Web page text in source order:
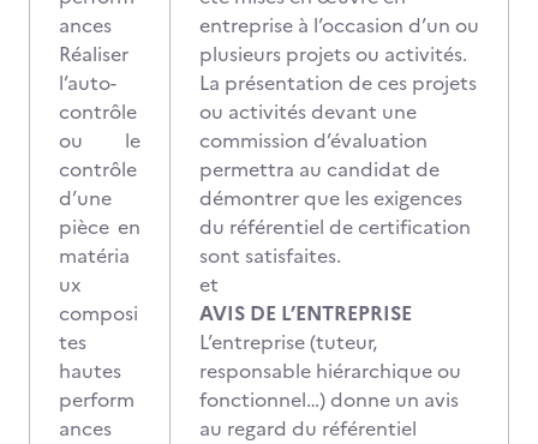
ances
Réaliser
l’auto-
contrôle
ou le
contrôle
d’une
pièce en
matéria
ux
composi
tes
hautes
perform
ances
entreprise à l’occasion d’un ou
plusieurs projets ou activités.
La présentation de ces projets
ou activités devant une
commission d’évaluation
permettra au candidat de
démontrer que les exigences
du référentiel de certification
sont satisfaites.
et
AVIS DE L’ENTREPRISE
L’entreprise (tuteur,
responsable hiérarchique ou
fonctionnel…) donne un avis
au regard du référentiel